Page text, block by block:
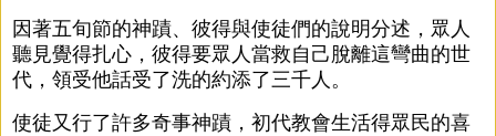
因著五旬節的神蹟、彼得與使徒們的說明分述，眾人
聽見覺得扎心，彼得要眾人當救自己脫離這彎曲的世
代，領受他話受了洗的約添了三千人。
使徒又行了許多奇事神蹟，初代教會生活得眾民的喜